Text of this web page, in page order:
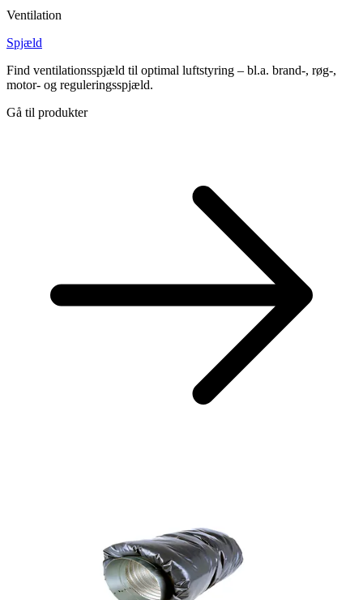
Ventilation
Spjæld
Find ventilationsspjæld til optimal luftstyring – bl.a. brand-, røg-,
motor- og reguleringsspjæld.
Gå til produkter